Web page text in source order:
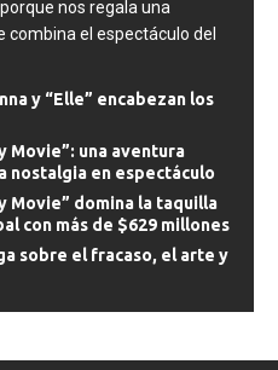
nos regala una
el espectáculo del
y “Elle” encabezan los
Movie”: una aventura
nostalgia en espectáculo
Movie” domina la taquilla
con más de $629 millones
sobre el fracaso, el arte y